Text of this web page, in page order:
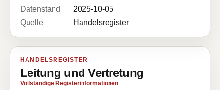
Datenstand
2025-10-05
Quelle
Handelsregister
HANDELSREGISTER
Leitung und Vertretung
Vollständige Registerinformationen